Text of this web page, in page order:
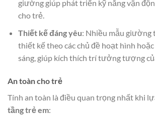
giường giúp phát triển kỹ năng vận
cho trẻ.
Thiết kế đáng yêu: Nhiều mẫu giường
thiết kế theo các chủ đề hoạt hình
sáng, giúp kích thích trí tưởng tượng
An toàn cho trẻ
Tính an toàn là điều quan trọng nhất khi
tầng trẻ em: